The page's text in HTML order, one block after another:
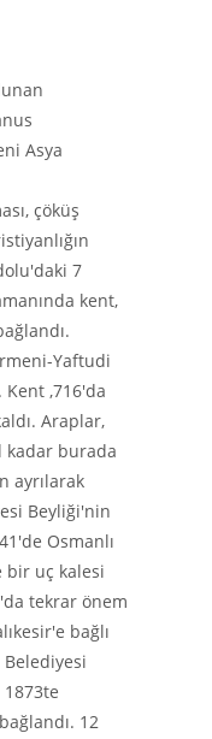
Asya
çöküş
7
kent,
Yaftudi
,716'da
Araplar,
kadar burada
ayrılarak
Beyliği'nin
Osmanlı
bir uç kalesi
tekrar önem
bağlı
12